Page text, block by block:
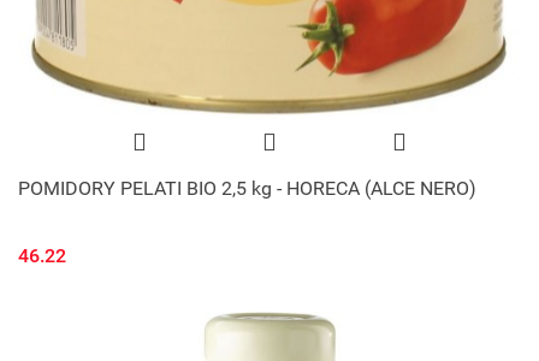
POMIDORY PELATI BIO 2,5 kg - HORECA (ALCE NERO)
46.22